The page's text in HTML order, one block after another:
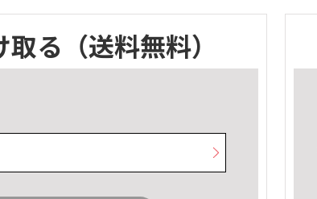
取る （送料無料）